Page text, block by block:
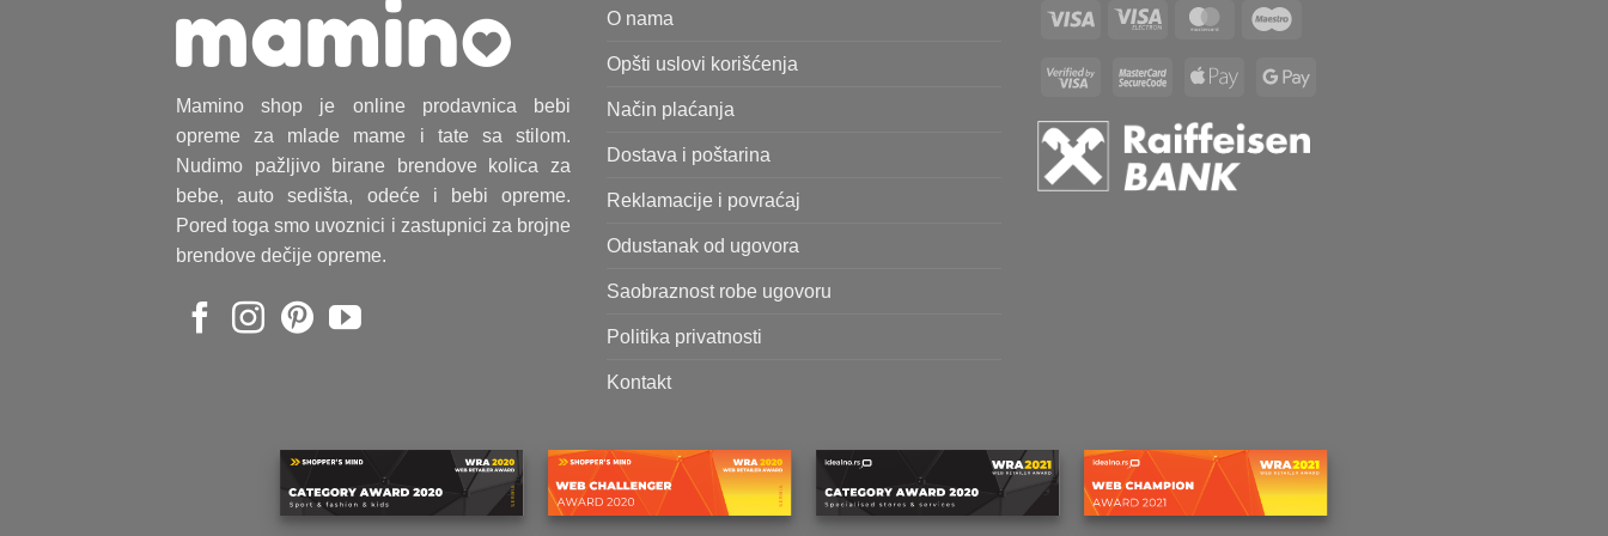
Mamino shop je online prodavnica bebi
opreme za mlade mame i tate sa stilom.
Nudimo pažljivo birane brendove kolica za
bebe, auto sedišta, odeće i bebi opreme.
Pored toga smo uvoznici i zastupnici za brojne
brendove dečije opreme.
O nama
Opšti uslovi korišćenja
Način plaćanja
Dostava i poštarina
Reklamacije i povraćaj
Odustanak od ugovora
Saobraznost robe ugovoru
Politika privatnosti
Kontakt
Visa
Visa
MasterCard
Visa
MasterCardApple
Google